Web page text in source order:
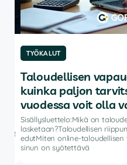
TYÖKALUT
Taloudellisen
kuinka paljon
vuodessa voit olla
Sisällysluettelo:Mikä on
lasketaan?Taloudellisen
edutMiten online-taloudellisen
sinun on syötettävä